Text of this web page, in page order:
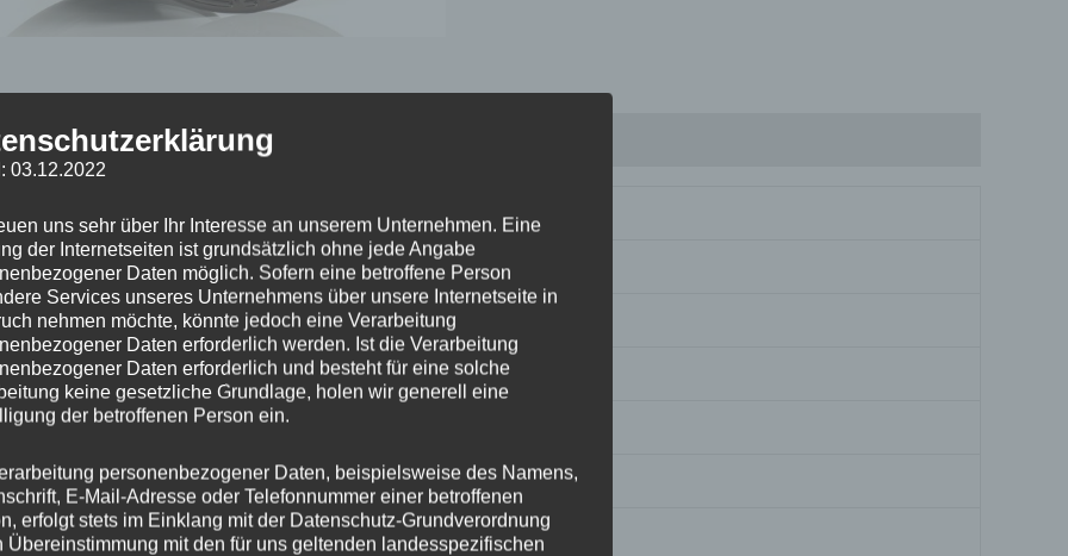
Informationen Produktsicherheit
12,5 kg
8.5
JR46
19
45
Einteilig gegossen
JR WHEELS
03.12.2022
uns sehr über Ihr Interesse an unserem Unternehmen. Eine
der Internetseiten ist grundsätzlich ohne jede Angabe
Daten möglich. Sofern eine betroffene Person
Services unseres Unternehmens über unsere Internetseite in
nehmen möchte, könnte jedoch eine Verarbeitung
Daten erforderlich werden. Ist die Verarbeitung
Daten erforderlich und besteht für eine solche
keine gesetzliche Grundlage, holen wir generell eine
der betroffenen Person ein.
personenbezogener Daten, beispielsweise des Namens,
E-Mail-Adresse oder Telefonnummer einer betroffenen
erfolgt stets im Einklang mit der Datenschutz-Grundverordnung
Übereinstimmung mit den für uns geltenden landesspezifischen